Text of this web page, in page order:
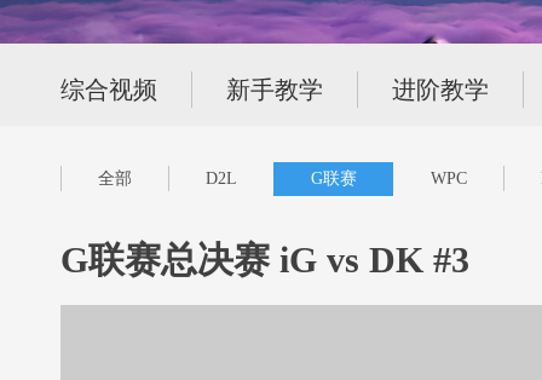
综合视频 新手教学 进阶教学
全部 D2L G联赛 WPC
G联赛总决赛 iG vs DK #3